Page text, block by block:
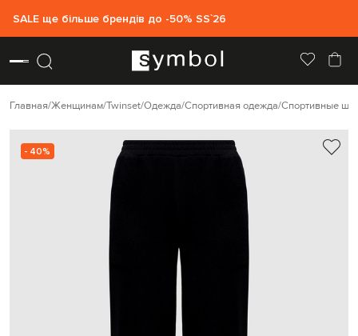
SALE ще більше брендів до -50% SS`26
Главная Женщинам Twinset Одежда Спортивная одежда Спортивные
- 40%